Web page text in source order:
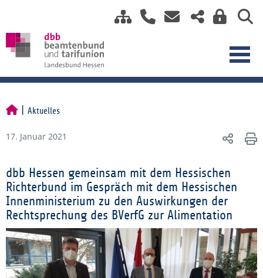
Aktuelles
17. Januar 2021
dbb Hessen gemeinsam mit dem Hessischen
Richterbund im Gespräch mit dem Hessischen
Innenministerium zu den Auswirkungen der
Rechtsprechung des BVerfG zur Alimentation